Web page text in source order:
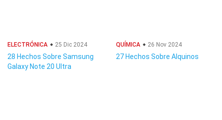
ELECTRÓNICA 25 Dic 2024
28 Hechos Sobre Samsung
Galaxy Note 20 Ultra
QUÍMICA 26 Nov 2024
27 Hechos Sobre Alquinos